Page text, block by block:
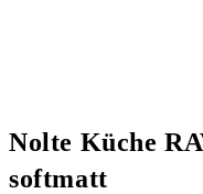
Nolte Küche
softmatt